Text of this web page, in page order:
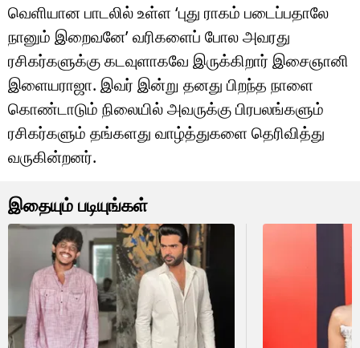
வெளியான பாடலில் உள்ள ‘புது ராகம் படைப்பதாலே
நானும் இறைவனே’ வரிகளைப் போல அவரது
ரசிகர்களுக்கு கடவுளாகவே இருக்கிறார் இசைஞானி
இளையராஜா. இவர் இன்று தனது பிறந்த நாளை
கொண்டாடும் நிலையில் அவருக்கு பிரபலங்களும்
ரசிகர்களும் தங்களது வாழ்த்துகளை தெரிவித்து
வருகின்றனர்.
இதையும் படியுங்கள்